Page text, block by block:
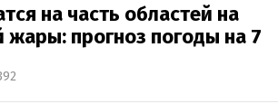
на часть областей на
прогноз погоды на 7